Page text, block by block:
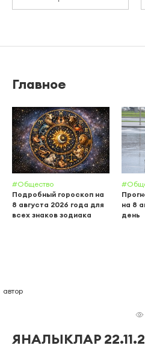
Главное
#Общество
Подробный гороскоп на
8 августа 2026 года для
всех знаков зодиака
на 8
день
автор
ЯНАЛЫКЛАР